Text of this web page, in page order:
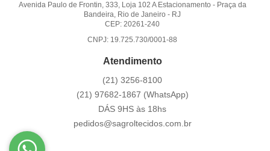
Avenida Paulo de Frontin, 333, Loja 102 A Estacionamento - Praça da
Bandeira, Rio de Janeiro - RJ
CEP: 20261-240
CNPJ: 19.725.730/0001-88
Atendimento
(21) 3256-8100
(21) 97682-1867 (WhatsApp)
DÁS 9HS às 18hs
pedidos@sagroltecidos.com.br